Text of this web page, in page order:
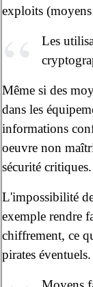
exploits
Les
Même si des
dans les
informations
oeuvre non
sécurité critiques.
L'impossibilité
exemple rendre
chiffrement, ce
pirates éventuels.